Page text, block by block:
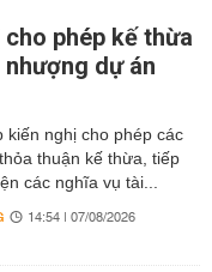
phép kế thừa
dự án
kiến nghị cho phép các
thuận kế thừa, tiếp
các nghĩa vụ tài...
14:54 | 07/08/2026